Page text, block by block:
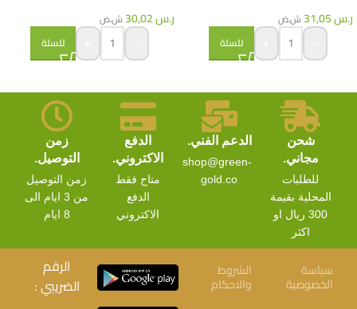
ر.س
ش.ض
للسلة
ر.س
ش.ض
للسلة
شحن
مجاني.
للطلبات
المحلية بقيمة
300 ريال او
اكثر
الدعم الفني.
shop@green-
gold.co
الدفع
الاكتروني.
متاح فقط
الدفع
الاكتروني
زمن
التوصيل.
زمن التوصيل
من 3 ايام الى
8 ايام
سياسة
الخصوصية
الشروط
والاحكام
الرقم
الضريبي :